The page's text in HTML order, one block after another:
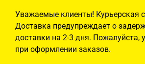
Уважаемые клиенты! Курьерская
Доставка предупреждает о
доставки на 2-3 дня. Пожалуйста,
при оформлении заказов.